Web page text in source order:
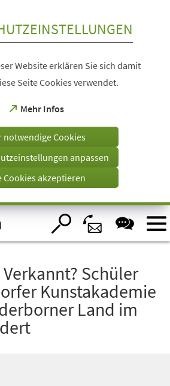
Website erklären Sie sich damit
Seite Cookies verwendet.
Mehr Infos
(Öffnet
einem
Tab)
notwendige Cookies
anpassen
Cookies akzeptieren
Verkannt? Schüler
Kunstakademie
Land im